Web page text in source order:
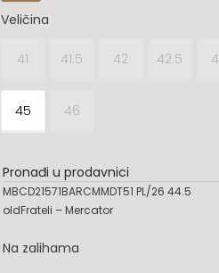
Veličina
41 41.5 42 42.5
45 46
Pronađi u prodavnici
MBCD21571BARCMMDT51 PL/26 44.5
oldFrateli – Mercator
Na zalihama